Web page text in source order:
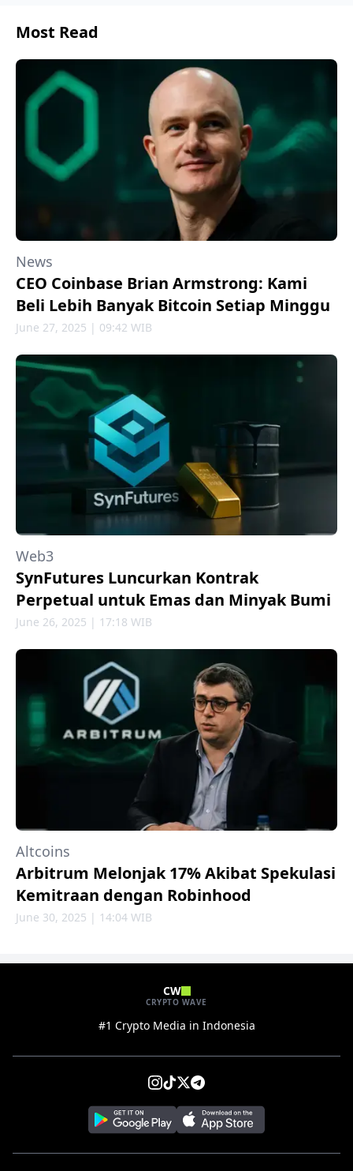
Most Read
News
CEO Coinbase Brian Armstrong: Kami
Beli Lebih Banyak Bitcoin Setiap Minggu
June 27, 2025 | 09:42 WIB
Web3
SynFutures Luncurkan Kontrak
Perpetual untuk Emas dan Minyak Bumi
June 26, 2025 | 17:18 WIB
Altcoins
Arbitrum Melonjak 17% Akibat Spekulasi
Kemitraan dengan Robinhood
June 30, 2025 | 14:04 WIB
CW
CRYPTO WAVE
#1 Crypto Media in Indonesia